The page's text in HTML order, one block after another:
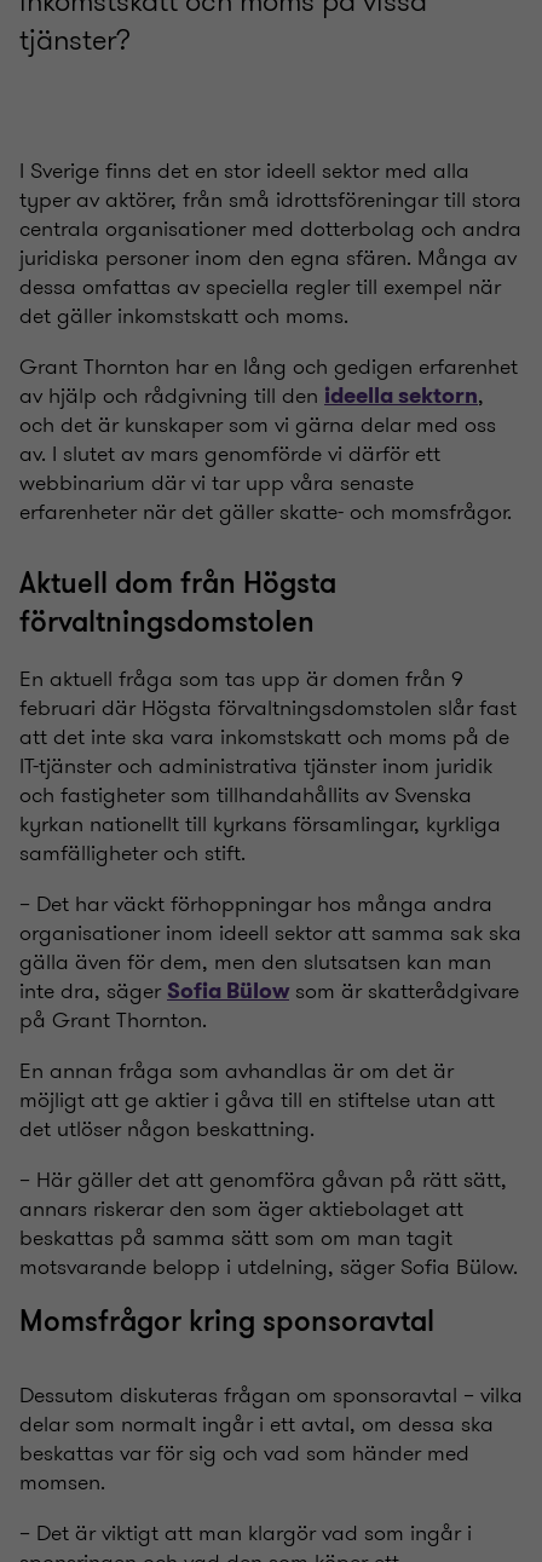
tjänster?
I Sverige finns det en stor ideell sektor med alla
typer av aktörer, från små idrottsföreningar till stora
centrala organisationer med dotterbolag och andra
juridiska personer inom den egna sfären. Många av
dessa omfattas av speciella regler till exempel när
det gäller inkomstskatt och moms.
Grant Thornton har en lång och gedigen erfarenhet
av hjälp och rådgivning till den ideella sektorn,
och det är kunskaper som vi gärna delar med oss
av. I slutet av mars genomförde vi därför ett
webbinarium där vi tar upp våra senaste
erfarenheter när det gäller skatte- och momsfrågor.
Aktuell dom från Högsta
förvaltningsdomstolen
En aktuell fråga som tas upp är domen från 9
februari där Högsta förvaltningsdomstolen slår fast
att det inte ska vara inkomstskatt och moms på de
IT-tjänster och administrativa tjänster inom juridik
och fastigheter som tillhandahållits av Svenska
kyrkan nationellt till kyrkans församlingar, kyrkliga
samfälligheter och stift.
– Det har väckt förhoppningar hos många andra
organisationer inom ideell sektor att samma sak ska
gälla även för dem, men den slutsatsen kan man
inte dra, säger Sofia Bülowsom är skatterådgivare
på Grant Thornton.
En annan fråga som avhandlas är om det är
möjligt att ge aktier i gåva till en stiftelse utan att
det utlöser någon beskattning.
– Här gäller det att genomföra gåvan på rätt sätt,
annars riskerar den som äger aktiebolaget att
beskattas på samma sätt som om man tagit
motsvarande belopp i utdelning, säger Sofia Bülow.
Momsfrågor kring sponsoravtal
Dessutom diskuteras frågan om sponsoravtal – vilka
delar som normalt ingår i ett avtal, om dessa ska
beskattas var för sig och vad som händer med
momsen.
– Det är viktigt att man klargör vad som ingår i